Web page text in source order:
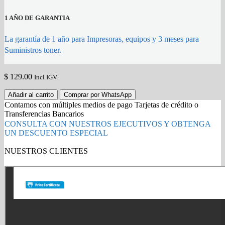
1 AÑO DE GARANTIA
La garantía de 1 año para Impresoras, equipos y 3 meses para
Suministros toner.
$ 129.00 Incl IGV.
CARTUCHO
TONER
HP
305X
CE410X
PRO
400
NEGRO
4000PG
quantity
Añadir al carrito Comprar por WhatsApp
Contamos con múltiples medios de pago Tarjetas de crédito o
Transferencias Bancarios
CONSULTA CON NUESTROS EJECUTIVOS Y OBTENGA
UN DESCUENTO ESPECIAL
NUESTROS CLIENTES